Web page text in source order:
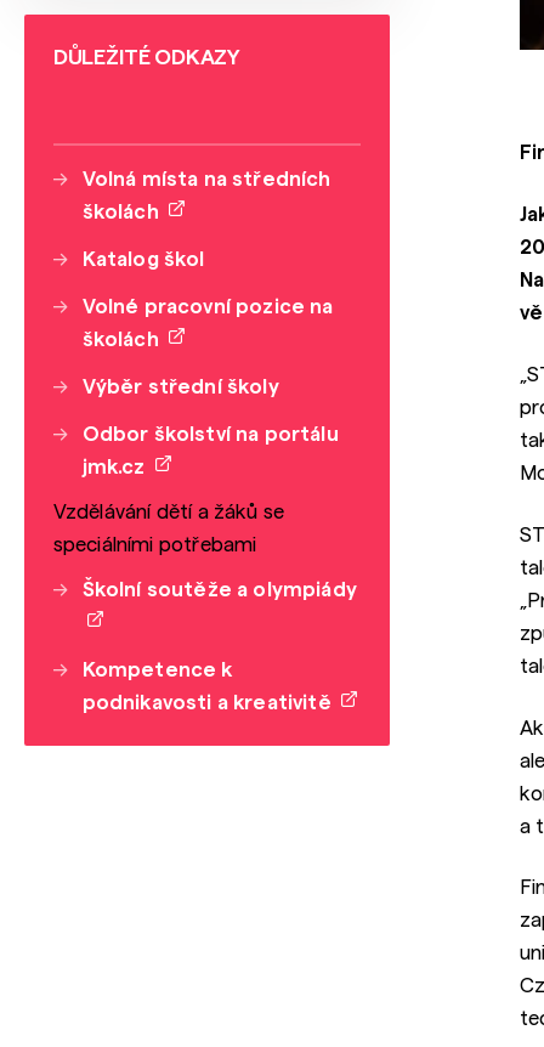
a
DŮLEŽITÉ ODKAZY
Volná místa na středních
školách
Katalog škol
Volné pracovní pozice na
školách
Výběr střední školy
Odbor školství na portálu
jmk.cz
Vzdělávání dětí a žáků se
speciálními potřebami
Školní soutěže a olympiády
Kompetence k
podnikavosti a kreativitě